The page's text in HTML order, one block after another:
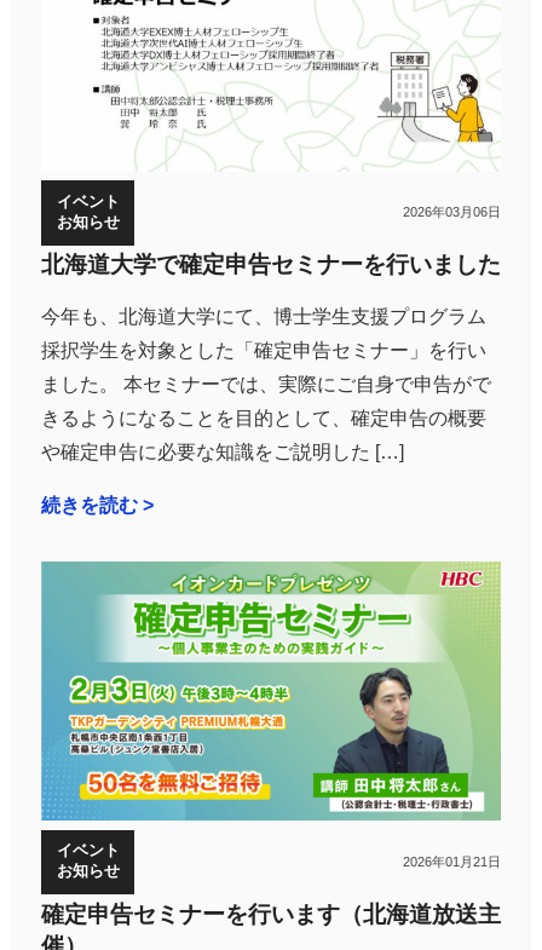
イベント
お知らせ
2026年03月06日
北海道大学で確定申告セミナーを行いました
今年も、北海道大学にて、博士学生支援プログラム
採択学生を対象とした「確定申告セミナー」を行い
ました。 本セミナーでは、実際にご自身で申告がで
きるようになることを目的として、確定申告の概要
や確定申告に必要な知識をご説明した […]
続きを読む >
イベント
お知らせ
2026年01月21日
確定申告セミナーを行います（北海道放送主